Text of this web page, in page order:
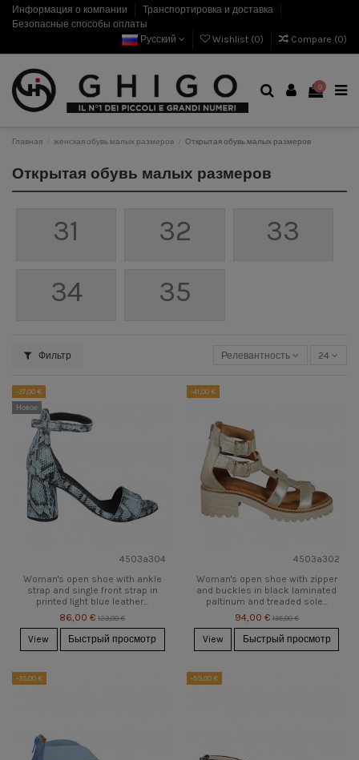
Информация о компании
Транспортировка и доставка
Безопасные способы оплаты
Русский
Wishlist (0) Compare (0)
0
Главная женская обувь малых размеров Открытая обувь малых размеров
Открытая обувь малых размеров
31 32
33
34
35
Фильтр Релевантность 24
-37,00 €
Новое
4503a304
Woman's open shoe with ankle
strap and single front strap in
printed light blue leather...
86,00 € 123,00 €
View Быстрый просмотр
-41,00 €
4503a302
Woman's open shoe with zipper
and buckles in black laminated
paltinum and treaded sole...
94,00 € 135,00 €
View Быстрый просмотр
-35,00 € -59,00 €